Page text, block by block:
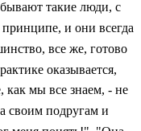
такие люди, с
и они всегда
все же, готово
оказывается,
как мы все знаем, - не
своим подругам и